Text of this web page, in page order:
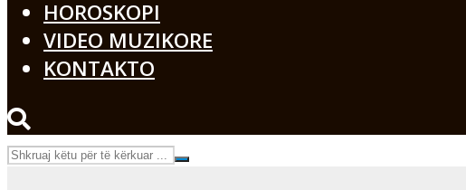
HOROSKOPI
VIDEO MUZIKORE
KONTAKTO